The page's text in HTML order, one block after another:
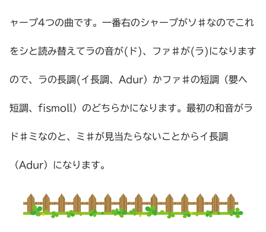
ャープ4つの曲です。一番右のシャープがソ♯なのでこれ
をシと読み替えてラの音が(ド)、ファ♯が(ラ)になります
ので、ラの長調(イ長調、Adur）かファ♯の短調（嬰ヘ
短調、fismoll）のどちらかになります。最初の和音がラ
ド♯ミなのと、ミ♯が見当たらないことからイ長調
（Adur）になります。